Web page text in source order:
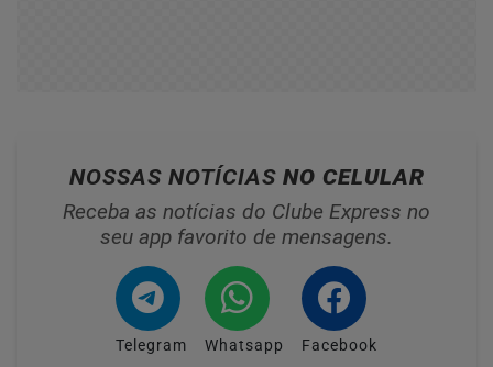
NOSSAS NOTÍCIAS NO CELULAR
Receba as notícias do Clube Express no
seu app favorito de mensagens.
Telegram Whatsapp Facebook